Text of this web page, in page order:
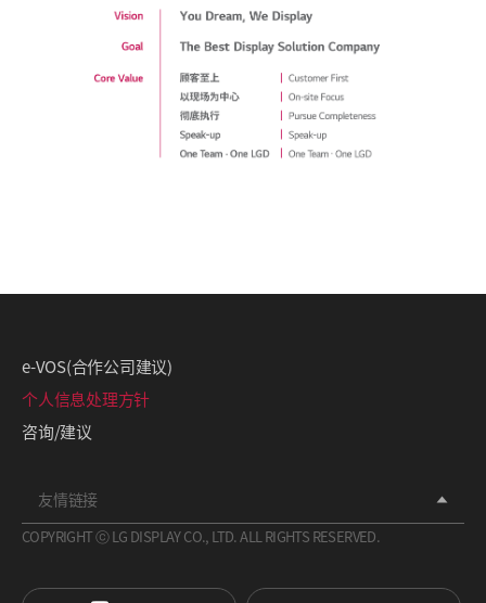
e-VOS(合作公司建议)
个人信息处理方针
咨询/建议
友情链接
COPYRIGHT ⓒ LG DISPLAY CO., LTD. ALL RIGHTS RESERVED.